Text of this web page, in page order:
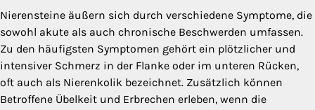
Nierensteine äußern sich durch verschiedene Symptome, die
sowohl akute als auch chronische Beschwerden umfassen.
Zu den häufigsten Symptomen gehört ein plötzlicher und
intensiver Schmerz in der Flanke oder im unteren Rücken,
oft auch als Nierenkolik bezeichnet. Zusätzlich können
Betroffene Übelkeit und Erbrechen erleben, wenn die